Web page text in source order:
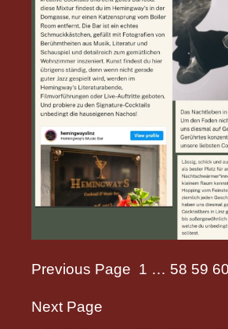
Previous Page 1 … 58 59 60
Next Page